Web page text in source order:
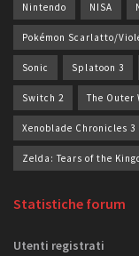
Nintendo NISA
Pokémon Scarlatto/
Sonic Splatoon 3
Switch 2 The Outer
Xenoblade Chronicles 3
Zelda: Tears of the
Statistiche forum
Utenti registrati